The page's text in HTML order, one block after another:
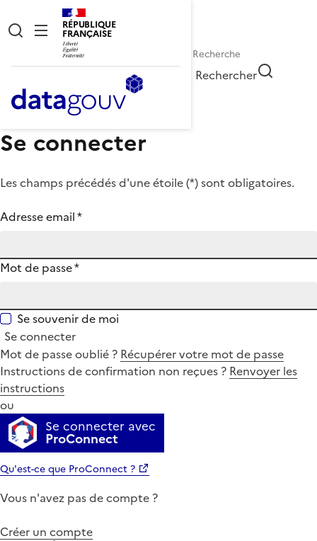
RÉPUBLIQUE
FRANÇAISE
Rechercher
Se connecter
Les champs précédés d'une étoile (*) sont obligatoires.
Adresse email*
Mot de passe*
Se souvenir de moi
Se connecter
Mot de passe oublié ? Récupérer votre mot de passe
Instructions de confirmation non reçues ? Renvoyer les
instructions
ou
Se connecter avec
ProConnect
Qu'est-ce que ProConnect ?
Vous n'avez pas de compte ?
Créer un compte